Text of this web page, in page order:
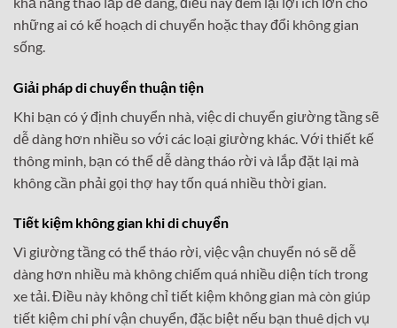
những ai có kế hoạch di chuyển hoặc thay đổi không gian
sống.
Giải pháp di chuyển thuận tiện
Khi bạn có ý định chuyển nhà, việc di chuyển giường tầng sẽ
dễ dàng hơn nhiều so với các loại giường khác. Với thiết kế
thông minh, bạn có thể dễ dàng tháo rời và lắp đặt lại mà
không cần phải gọi thợ hay tốn quá nhiều thời gian.
Tiết kiệm không gian khi di chuyển
Vì giường tầng có thể tháo rời, việc vận chuyển nó sẽ dễ
dàng hơn nhiều mà không chiếm quá nhiều diện tích trong
xe tải. Điều này không chỉ tiết kiệm không gian mà còn giúp
tiết kiệm chi phí vận chuyển, đặc biệt nếu bạn thuê dịch vụ